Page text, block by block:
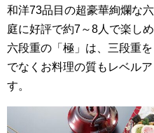
和洋73品目の超豪華絢爛な
庭に好評で約7～8人で楽し
六段重の「極」は、三段重
でなくお料理の質もレベル
す。